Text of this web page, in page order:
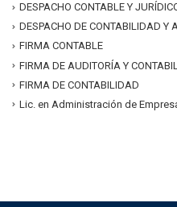
DESPACHO CONTABLE Y
DESPACHO DE CONTABILIDAD Y
FIRMA CONTABLE
FIRMA DE AUDITORÍA Y
FIRMA DE CONTABILIDAD
Lic. en Administración de